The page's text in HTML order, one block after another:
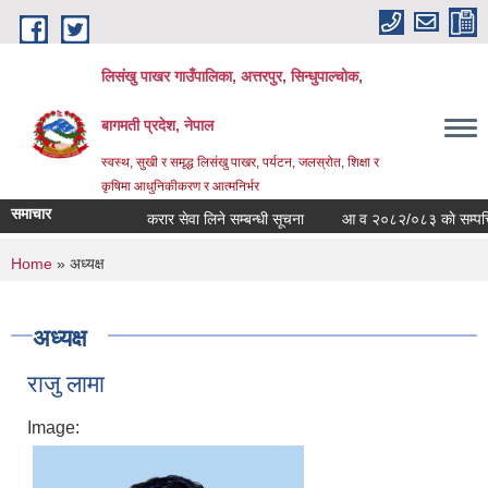
Skip to main content
लिसंखु पाखर गाउँपालिका, अत्तरपुर, सिन्धुपाल्चोक,
बागमती प्रदेश, नेपाल
स्वस्थ, सुखी र समृद्ध लिसंखु पाखर, पर्यटन, जलस्रोत, शिक्षा र
कृषिमा आधुनिकीकरण र आत्मनिर्भर
समाचार करार सेवा लिने सम्बन्धी सूचना आ व २०८२/०८३ काे सम्पत्ति
You are here
Home » अध्यक्ष
अध्यक्ष
राजु लामा
Image: